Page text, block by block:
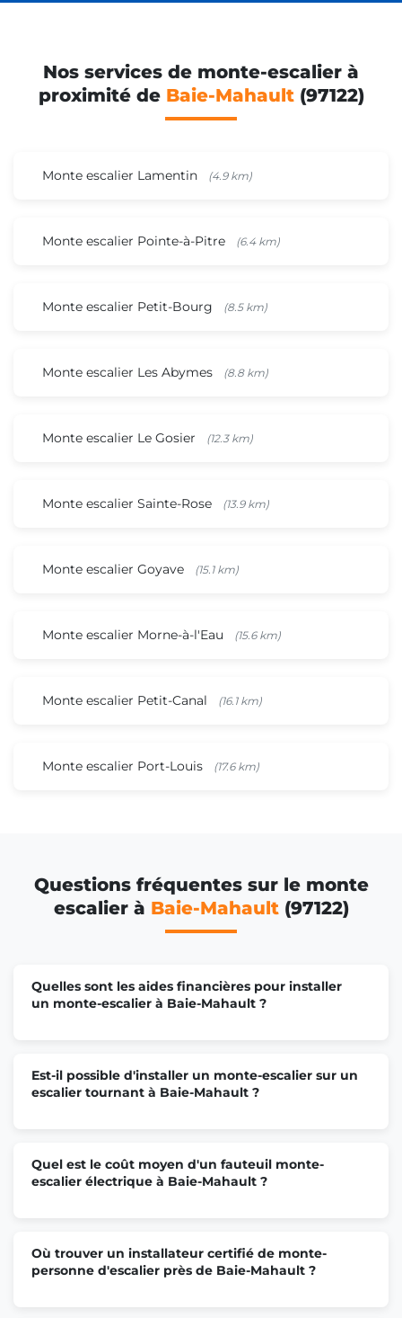
Nos services de monte-escalier à
proximité de Baie-Mahault(97122)
Monte escalier Lamentin (4.9 km)
Monte escalier Pointe-à-Pitre (6.4 km)
Monte escalier Petit-Bourg (8.5 km)
Monte escalier Les Abymes (8.8 km)
Monte escalier Le Gosier (12.3 km)
Monte escalier Sainte-Rose (13.9 km)
Monte escalier Goyave (15.1 km)
Monte escalier Morne-à-l'Eau (15.6 km)
Monte escalier Petit-Canal (16.1 km)
Monte escalier Port-Louis (17.6 km)
Questions fréquentes sur le monte
escalier à Baie-Mahault(97122)
Quelles sont les aides financières pour installer
un monte-escalier à Baie-Mahault ?
Est-il possible d'installer un monte-escalier sur un
escalier tournant à Baie-Mahault ?
Quel est le coût moyen d'un fauteuil monte-
escalier électrique à Baie-Mahault ?
Où trouver un installateur certifié de monte-
personne d'escalier près de Baie-Mahault ?